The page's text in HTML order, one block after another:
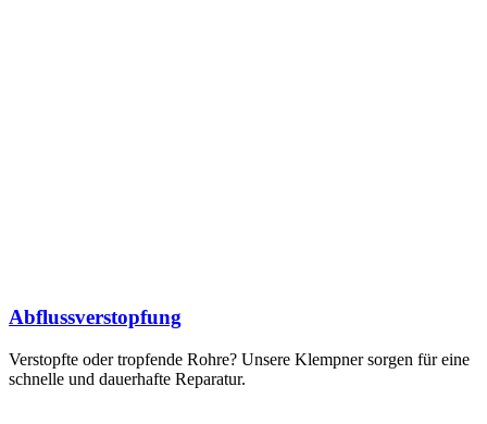
Abflussverstopfung
Verstopfte oder tropfende Rohre? Unsere Klempner sorgen für eine
schnelle und dauerhafte Reparatur.